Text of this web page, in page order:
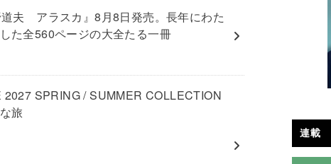
夫 アラスカ』8月8日発売。長年にわた
た全560ページの大全たる一冊
SPRING / SUMMER COLLECTION
旅
連載